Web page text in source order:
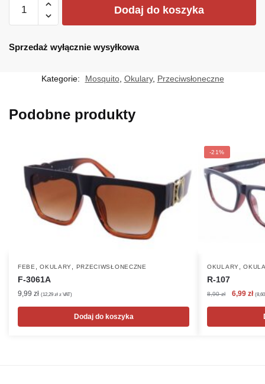
MQ-
Dodaj do koszyka
Sprzedaż wyłącznie wysyłkowa
Kategorie: Mosquito, Okulary, Przeciwsłoneczne
Podobne produkty
FEBE ,OKULARY PRZECIWSŁONECZNE
F-3061A
9,99 zł (12,29 zł z VAT)
Dodaj do koszyka
-21%
OKULARY ,
R-107
8,90zł
Pierwotna
8,90 zł.
6,99 zł (